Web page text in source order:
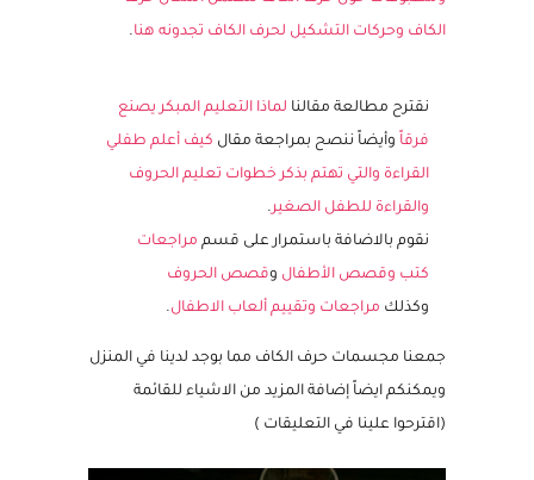
جميع ما هو متعلق من انشطة وتدريبات،
اوراق عمل
ومطبوعات حول حرف الكاف تتضمن اشكال حرف
نقترح مطالعة مقالنا لماذا التعليم المبكر يصنع
فرقاً
وأيضاً ننصح بمراجعة مقال
كيف أعلم طفلي
القراءة والتي تهتم بذكر خطوات تعليم الحروف
والقراءة للطفل الصغير.
نقوم بالاضافة باستمرار على قسم
مراجعات
كتب وقصص الأطفال و قصص الحروف
وكذلكمراجعات وتقييم ألعاب الاطفال .
جمعنا مجسمات حرف الكاف مما بوجد لدينا في المنزل
ويمكنكم ايضاً إضافة المزيد من الاشياء للقائمة
(اقترحوا علينا في التعليقات )